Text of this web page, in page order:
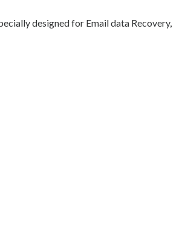
designed for Email data Recovery,